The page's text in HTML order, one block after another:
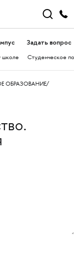
Задать вопрос
школе Студенческое
ОБРАЗОВАНИЕ